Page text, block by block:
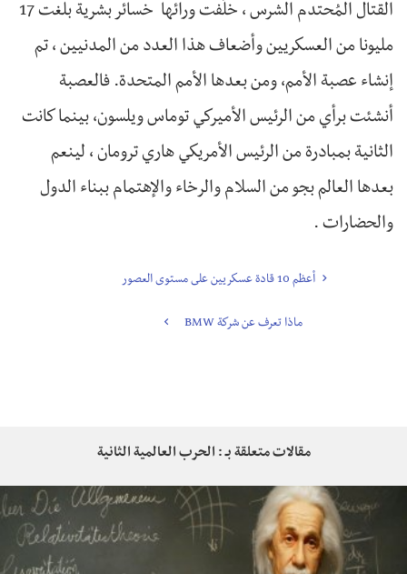
القتال المُحتدم الشرس ، خلًفت ورائها خسائر بشرية بلغت 17
مليونا من العسكريين وأضعاف هذا العدد من المدنيين ، تم
إنشاء عصبة الأمم، ومن بعدها الأمم المتحدة. فالعصبة
أنشئت برأي من الرئيس الأميركي توماس ويلسون، بينما كانت
الثانية بمبادرة من الرئيس الأمريكي هاري ترومان ، لينعم
بعدها العالم بجو من السلام والرخاء والإهتمام ببناء الدول
والحضارات .
أعظم 10 قادة عسكريين على مستوى العصور
ماذا تعرف عن شركة BMW
مقالات متعلقة بـ : الحرب العالمية الثانية